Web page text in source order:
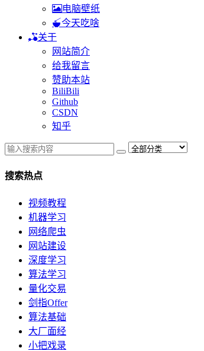
电脑壁纸
今天吃啥
关于
网站简介
给我留言
赞助本站
BiliBili
Github
CSDN
知乎
搜索热点
视频教程
机器学习
网络爬虫
网站建设
深度学习
算法学习
量化交易
剑指Offer
算法基础
大厂面经
小把戏录